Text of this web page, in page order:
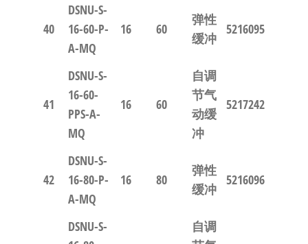
40
DSNU-S-
16-60-P-
A-MQ
16 60
弹性
缓冲
5216095
41
DSNU-S-
16-60-
PPS-A-
MQ
16 60
自调
节气
动缓
冲
5217242
42
DSNU-S-
16-80-P-
A-MQ
16 80
弹性
缓冲
5216096
DSNU-S-
自调